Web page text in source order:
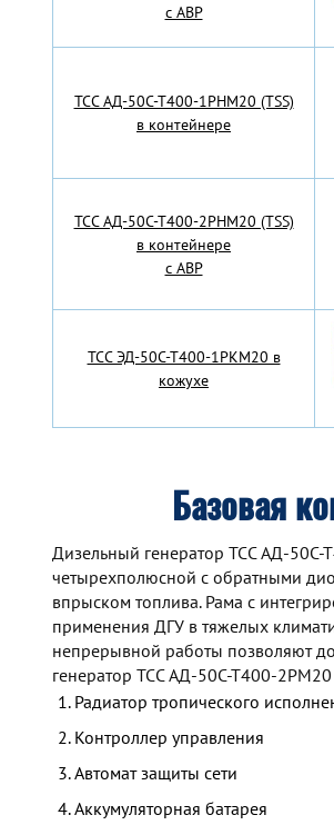
с АВР
TCC АД-50С-Т400-1РНМ20 (TSS)
в контейнере
TCC АД-50С-Т400-2РНМ20 (TSS)
в контейнере
с АВР
TCC ЭД-50С-Т400-1РКМ20 в
кожухе
Базовая
Дизельный генератор TCC АД-
четырехполюсной с обратными
впрыском топлива. Рама с
применения ДГУ в тяжелых
непрерывной работы позволяют
генератор TCC АД-50С-Т400-
Радиатор тропического
Контроллер управления
Автомат защиты сети
Аккумуляторная батарея